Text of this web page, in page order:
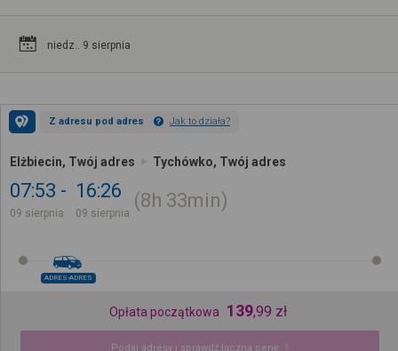
niedz.. 9 sierpnia
Z adresu pod adres Jak to działa?
Elżbiecin, Twój adres Tychówko, Twój adres
07:53
09 sierpnia
16:26
09 sierpnia
8h 33min
ADRES-ADRES
Opłata początkowa 139,99 zł
Podaj adresy i sprawdź łączną cenę